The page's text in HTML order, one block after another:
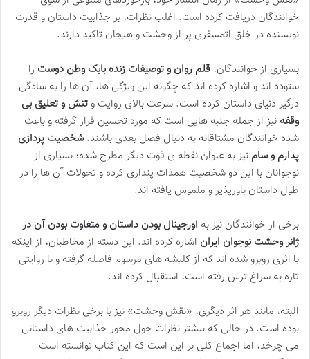
خوانندگان دریافت کرده است. اغلب نظرات، بر جذابیت داستان و قدرت
نویسنده در خلق اتمسفری پر از وحشت و هیجان تاکید دارند.
بسیاری از خوانندگان، قلم روان و توصیفات زنده بابک وطن دوست را
ستوده اند و اشاره کرده اند که چگونه این ویژگی ها، آن ها را به سادگی
درگیر دنیای داستان کرده است. سرعت بالای روایت و تنش و تعلیق بی
وقفه نیز از جمله جنبه هایی است که مورد تحسین قرار گرفته و باعث
شده خوانندگان مشتاقانه به دنبال فصل بعدی باشند.شخصیت پردازی
پدارم و سام نیز به عنوان نقطه ی قوت دیگر مطرح شده؛ بسیاری از
نوجوانان با این دو شخصیت همذات پنداری کرده و تحولات آن ها را در
طول داستان باورپذیر و ملموس یافته اند.
برخی از خوانندگان نیز به اورجینال بودن داستان و متفاوت بودن آن در
ژانر وحشت نوجوان ایران اشاره کرده اند. این دسته از مخاطبان، از اینکه
با اثری روبرو شده اند که از کلیشه های مرسوم فاصله گرفته و با روایتی
تازه به سراغ ترس رفته است، استقبال کرده اند.
البته، مانند هر اثر دیگری، «نقش وحشت» نیز با برخی نظرات دیگر روبرو
بوده است. در حالی که بیشتر نظرات حول محور جذابیت های داستانی
می چرخد، اما اجماع کلی بر این است که این کتاب توانسته است